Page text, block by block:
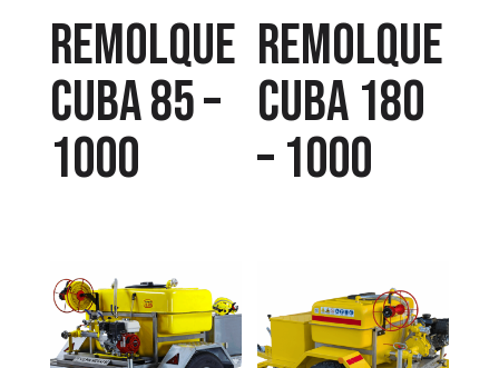
Remolque
cuba 85 –
1000
Remolque
cuba 180
– 1000